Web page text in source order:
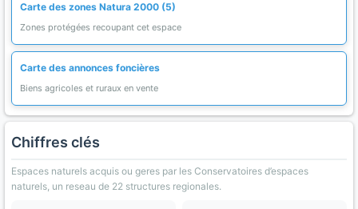
Carte des zones Natura 2000 (5)
Zones protégées recoupant cet espace
Carte des annonces foncières
Biens agricoles et ruraux en vente
Chiffres clés
Espaces naturels acquis ou geres par les Conservatoires d’espaces
naturels, un reseau de 22 structures regionales.